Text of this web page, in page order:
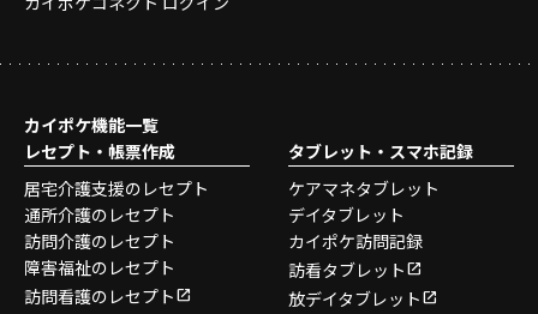
カイポケ機能一覧
レセプト・帳票作成
居宅介護支援のレセプト
通所介護のレセプト
訪問介護のレセプト
障害福祉のレセプト
訪問看護のレセプト
タブレット・スマホ記録
ケアマネタブレット
デイタブレット
カイポケ訪問記録
訪看タブレット
放デイタブレット